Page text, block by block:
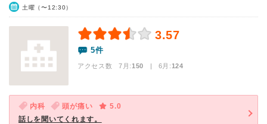
土曜（〜12:30）
3.57
5件
アクセス数 7月:150 | 6月:124
内科 頭が痛い
5.0
話しを聞いてくれます。